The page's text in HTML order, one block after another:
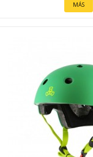
MÁS